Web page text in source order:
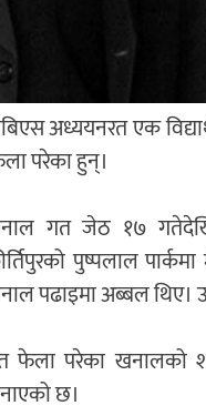
अध्ययनरत एक
परेका हुन्।
गत जेठ १७ गतेदेखि
पुष्पलाल
पढाइमा अब्बल थिए।
फेला परेका खनालको
छ।